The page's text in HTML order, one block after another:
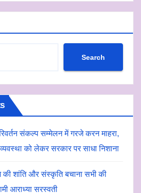
Search
संकल्प सम्मेलन में गरजे करन माहरा,
को लेकर सरकार पर साधा निशाना
की शांति और संस्कृति बचाना सभी की
आराध्या सरस्वती